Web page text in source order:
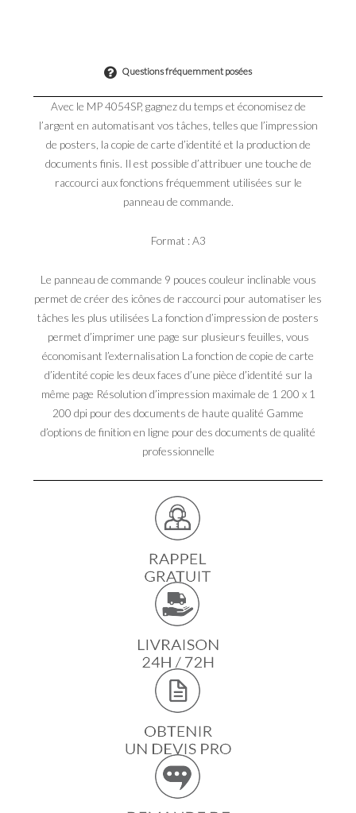
Questions fréquemment posées
Avec le MP 4054SP, gagnez du temps et économisez de
l’argent en automatisant vos tâches, telles que l’impression
de posters, la copie de carte d’identité et la production de
documents finis. Il est possible d’attribuer une touche de
raccourci aux fonctions fréquemment utilisées sur le
panneau de commande.
Format : A3
Le panneau de commande 9 pouces couleur inclinable vous
permet de créer des icônes de raccourci pour automatiser les
tâches les plus utilisées La fonction d’impression de posters
permet d’imprimer une page sur plusieurs feuilles, vous
économisant l’externalisation La fonction de copie de carte
d’identité copie les deux faces d’une pièce d’identité sur la
même page Résolution d’impression maximale de 1 200 x 1
200 dpi pour des documents de haute qualité Gamme
d’options de finition en ligne pour des documents de qualité
professionnelle